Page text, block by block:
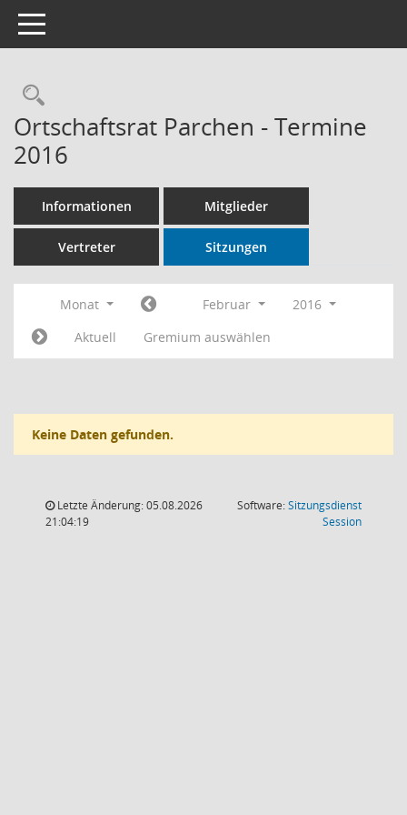
Toggle navigation
Rechercheauswahl
Ortschaftsrat Parchen - Termine
2016
Informationen Mitglieder
Vertreter Sitzungen
Monat Februar
2016
Aktuell
Gremium auswählen
Keine Daten gefunden.
Letzte Änderung: 05.08.2026
21:04:19
Software:Sitzungsdienst
Session(Wird in